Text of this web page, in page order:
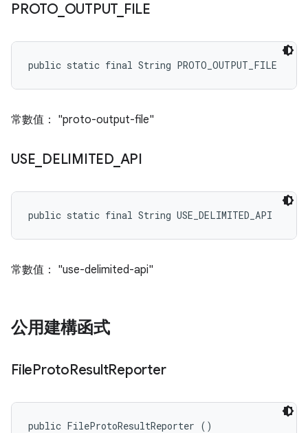
PROTO_ OUTPUT_ FILE
public static final String PROTO_OUTPUT_FILE
常數值： "proto-output-file"
USE DELIMITED_ API
public static final String USE_DELIMITED_API
常數值： "use-delimited-api"
公用建構函式
FileProtoResultReporter
public FileProtoResultReporter ()